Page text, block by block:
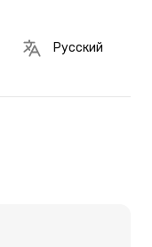
Русский